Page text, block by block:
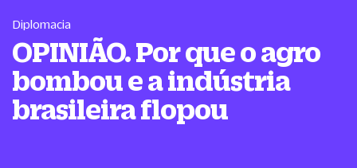
Diplomacia
OPINIÃO. Por que o agro
bombou e a indústria
brasileira flopou